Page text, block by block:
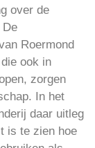
over de
De
Roermond
ook in
zorgen
In het
daar uitleg
is te zien hoe